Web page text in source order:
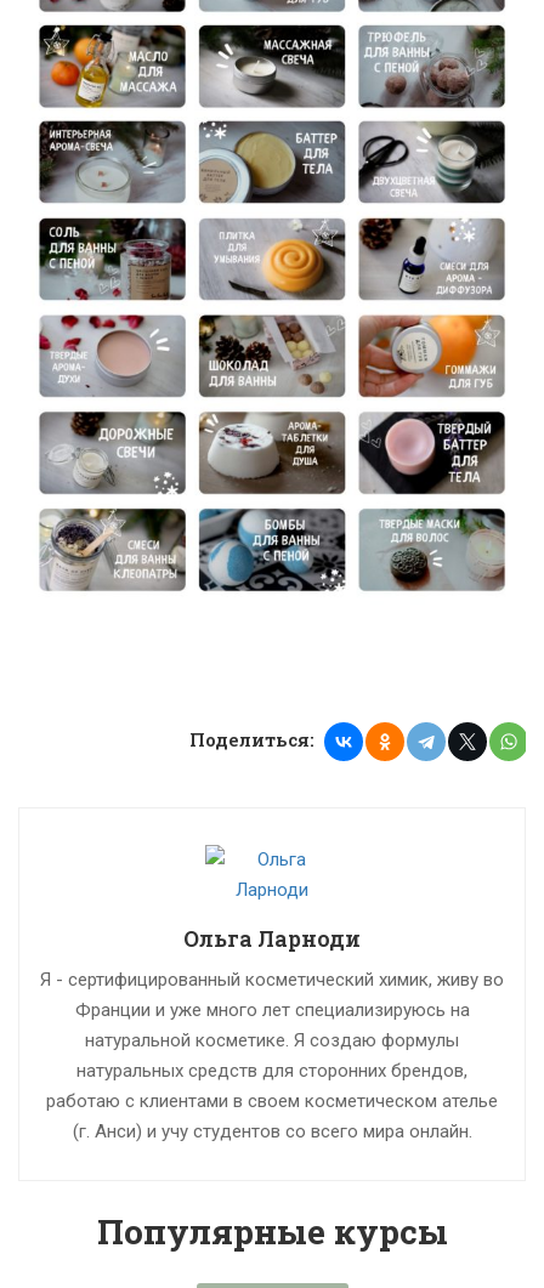
Поделиться:
Ольга Ларноди
Я - сертифицированный косметический химик, живу во
Франции и уже много лет специализируюсь на
натуральной косметике. Я создаю формулы
натуральных средств для сторонних брендов,
работаю с клиентами в своем косметическом ателье
(г. Анси) и учу студентов со всего мира онлайн.
Популярные курсы